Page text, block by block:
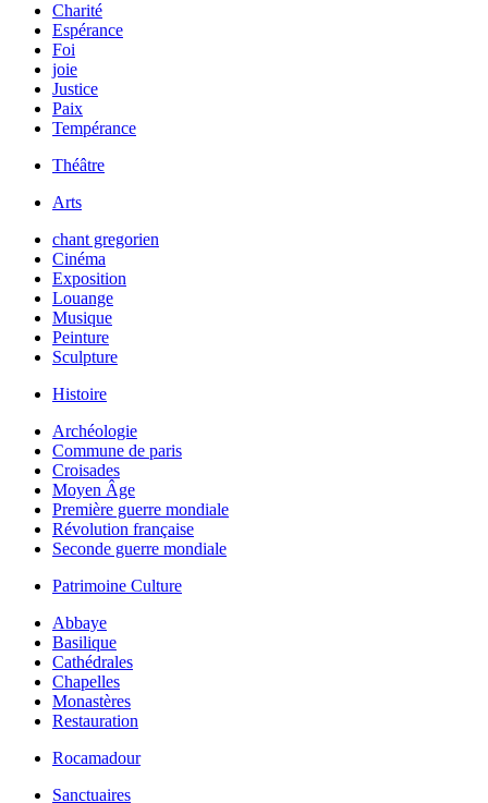
Charité
Espérance
Foi
joie
Justice
Paix
Tempérance
Théâtre
Arts
chant gregorien
Cinéma
Exposition
Louange
Musique
Peinture
Sculpture
Histoire
Archéologie
Commune de paris
Croisades
Moyen Âge
Première guerre mondiale
Révolution française
Seconde guerre mondiale
Patrimoine Culture
Abbaye
Basilique
Cathédrales
Chapelles
Monastères
Restauration
Rocamadour
Sanctuaires